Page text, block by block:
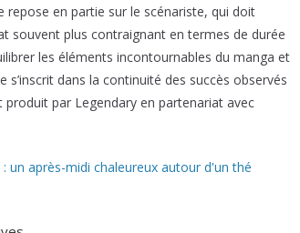
en partie sur le scénariste, qui doit
souvent plus contraignant en termes de durée
les éléments incontournables du manga et
dans la continuité des succès observés
par Legendary en partenariat avec
un après-midi chaleureux autour d'un thé